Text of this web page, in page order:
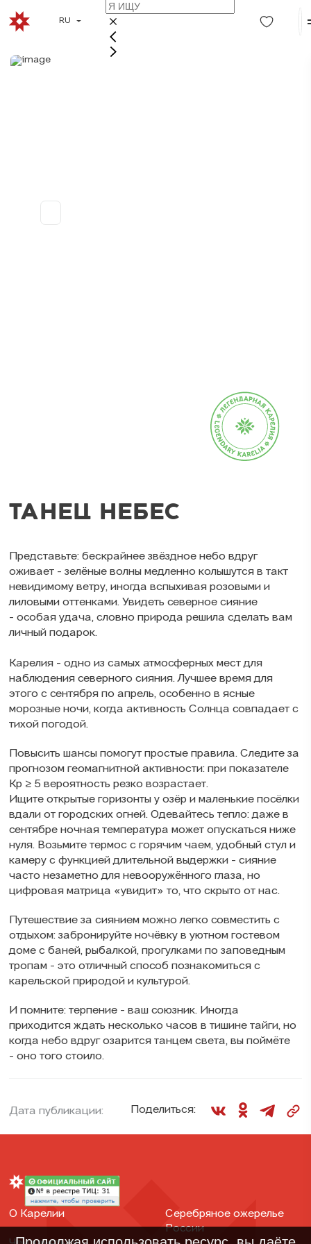
RU
ТАНЕЦ НЕБЕС
Представьте: бескрайнее звёздное небо вдруг
оживает - зелёные волны медленно колышутся в такт
невидимому ветру, иногда вспыхивая розовыми и
лиловыми оттенками. Увидеть северное сияние
- особая удача, словно природа решила сделать вам
личный подарок.
Карелия - одно из самых атмосферных мест для
наблюдения северного сияния. Лучшее время для
этого с сентября по апрель, особенно в ясные
морозные ночи, когда активность Солнца совпадает с
тихой погодой.
Повысить шансы помогут простые правила. Следите за
прогнозом геомагнитной активности: при показателе
Кр ≥ 5 вероятность резко возрастает.
Ищите открытые горизонты у озёр и маленькие посёлки
вдали от городских огней. Одевайтесь тепло: даже в
сентябре ночная температура может опускаться ниже
нуля. Возьмите термос с горячим чаем, удобный стул и
камеру с функцией длительной выдержки - сияние
часто незаметно для невооружённого глаза, но
цифровая матрица «увидит» то, что скрыто от нас.
Путешествие за сиянием можно легко совместить с
отдыхом: забронируйте ночёвку в уютном гостевом
доме с баней, рыбалкой, прогулками по заповедным
тропам - это отличный способ познакомиться с
карельской природой и культурой.
И помните: терпение - ваш союзник. Иногда
приходится ждать несколько часов в тишине тайги, но
когда небо вдруг озарится танцем света, вы поймёте
- оно того стоило.
Дата публикации: Поделиться:
О Карелии
Серебряное ожерелье
России